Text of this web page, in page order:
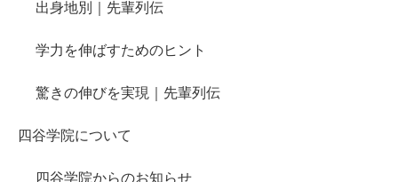
出身地別｜先輩列伝
学力を伸ばすためのヒント
驚きの伸びを実現｜先輩列伝
四谷学院について
四谷学院からのお知らせ